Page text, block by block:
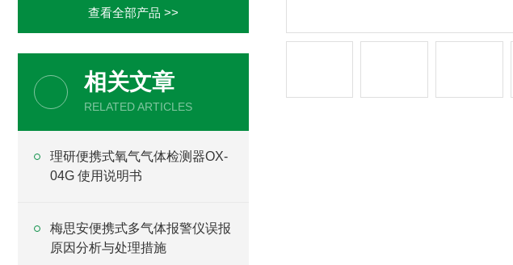
查看全部产品 >>
相关文章
RELATED ARTICLES
理研便携式氧气气体检测器OX-
04G 使用说明书
梅思安便携式多气体报警仪误报
原因分析与处理措施